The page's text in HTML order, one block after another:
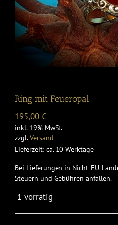
Ring mit Feueropal
195,00 €
inkl. 19% MwSt.
zzgl.Versand
Lieferzeit: ca. 10 Werktage
Bei Lieferungen in Nicht-EU-
Steuern und Gebühren anfallen.
1 vorrätig